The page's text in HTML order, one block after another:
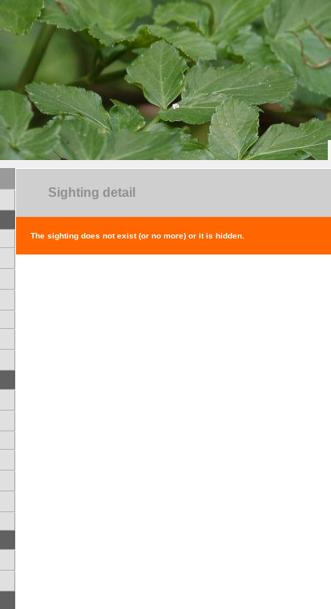
Sighting detail
The sighting does not exist (or no more) or it is hidden.